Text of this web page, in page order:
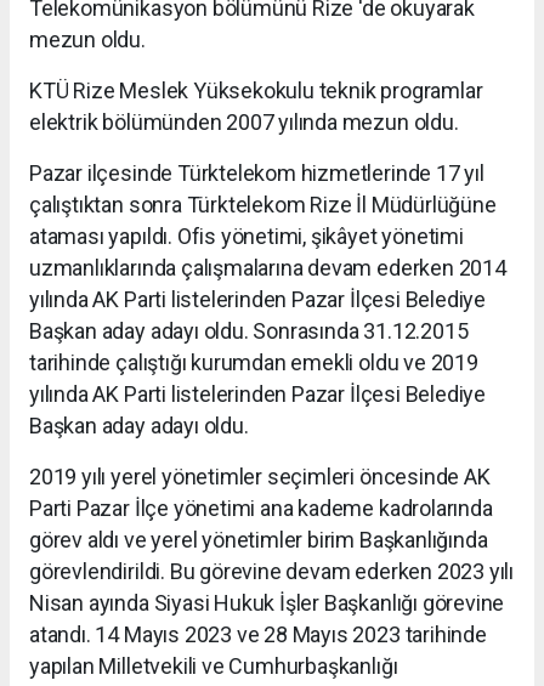
Telekomünikasyon bölümünü Rize 'de okuyarak
mezun oldu.
KTÜ Rize Meslek Yüksekokulu teknik programlar
elektrik bölümünden 2007 yılında mezun oldu.
Pazar ilçesinde Türktelekom hizmetlerinde 17 yıl
çalıştıktan sonra Türktelekom Rize İl Müdürlüğüne
ataması yapıldı. Ofis yönetimi, şikâyet yönetimi
uzmanlıklarında çalışmalarına devam ederken 2014
yılında AK Parti listelerinden Pazar İlçesi Belediye
Başkan aday adayı oldu. Sonrasında 31.12.2015
tarihinde çalıştığı kurumdan emekli oldu ve 2019
yılında AK Parti listelerinden Pazar İlçesi Belediye
Başkan aday adayı oldu.
2019 yılı yerel yönetimler seçimleri öncesinde AK
Parti Pazar İlçe yönetimi ana kademe kadrolarında
görev aldı ve yerel yönetimler birim Başkanlığında
görevlendirildi. Bu görevine devam ederken 2023 yılı
Nisan ayında Siyasi Hukuk İşler Başkanlığı görevine
atandı. 14 Mayıs 2023 ve 28 Mayıs 2023 tarihinde
yapılan Milletvekili ve Cumhurbaşkanlığı